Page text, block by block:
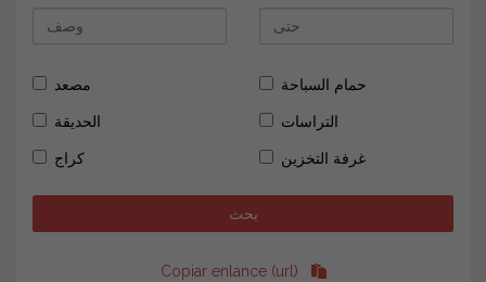
مصعد حمام السباحة
الحديقة التراسات
كراج غرفة التخزين
Copiar enlance (url)